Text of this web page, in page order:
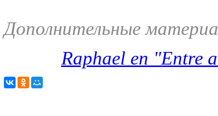
Дополнительные
Raphael en "Entre